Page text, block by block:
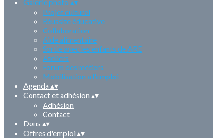
Galerie photo ▴▾
Projet culturel
Réussite éducative
Collaboration
Aide alimentaire
Sortie avec les enfants de ARE
Ateliers
Forum des métiers
Mobilisation a l'emploi
Agenda ▴▾
Contact et adhésion ▴▾
Adhésion
Contact
Dons ▴▾
Offres d'emploi ▴▾